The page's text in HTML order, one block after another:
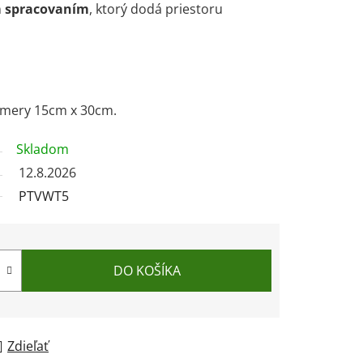
, ktorý dodá priestoru
15cm x 30cm.
Skladom
12.8.2026
PTVWT5
DO KOŠÍKA
Zdieľať